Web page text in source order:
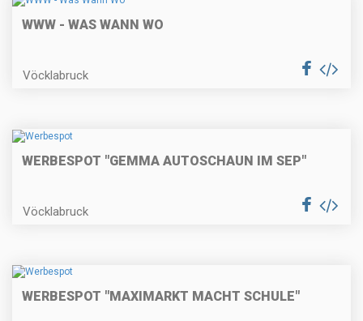
WWW - WAS WANN WO
Vöcklabruck
WERBESPOT "GEMMA AUTOSCHAUN IM SEP"
Vöcklabruck
WERBESPOT "MAXIMARKT MACHT SCHULE"